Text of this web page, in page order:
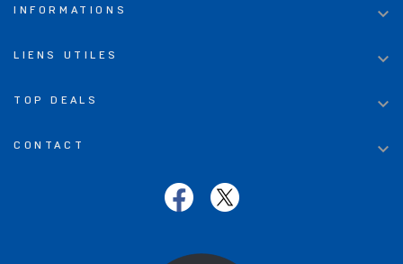
INFORMATIONS 
LIENS UTILES 
TOP DEALS 
CONTACT 